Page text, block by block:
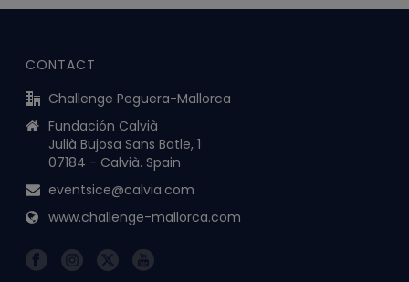
CONTACT
Challenge Peguera-Mallorca
Fundación Calvià
Julià Bujosa Sans Batle, 1
07184 - Calvià. Spain
eventsice@calvia.com
www.challenge-mallorca.com